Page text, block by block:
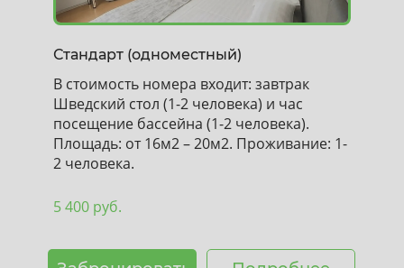
Стандарт (одноместный)
В стоимость номера входит: завтрак
Шведский стол (1-2 человека) и час
посещение бассейна (1-2 человека).
Площадь: от 16м2 – 20м2. Проживание: 1-
2 человека.
5 400 руб.